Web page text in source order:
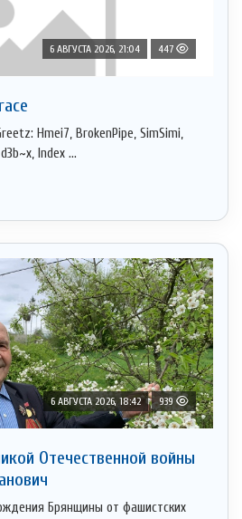
6 АВГУСТА 2026, 21:04 447
Hmei7, BrokenPipe, SimSimi,
Index ...
6 АВГУСТА 2026, 18:42 939
Отечественной войны
Брянщины от фашистских